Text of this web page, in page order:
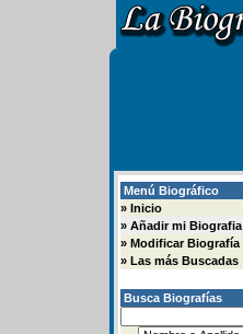
Menú Biográfico
» Inicio
» Añadir mi Biografia
» Modificar Biografía
» Las más Buscadas
Busca Biografías